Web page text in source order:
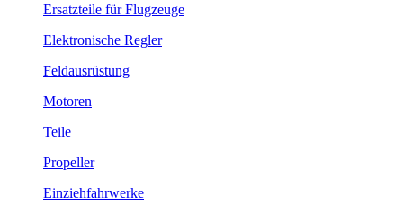
Ersatzteile für Flugzeuge
Elektronische Regler
Feldausrüstung
Motoren
Teile
Propeller
Einziehfahrwerke